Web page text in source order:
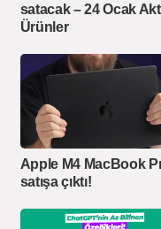
satacak – 24 Ocak
Ürünler
Apple M4 MacBook
satışa çıktı!